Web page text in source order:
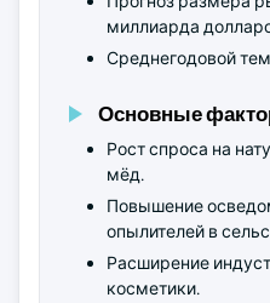
миллиарда
Среднегодовой
Основные
Рост спроса на
мёд.
Повышение
опылителей в
Расширение
косметики.